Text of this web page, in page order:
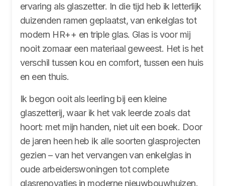
ervaring als glaszetter. In die tijd heb ik letterlijk
duizenden ramen geplaatst, van enkelglas tot
modern HR++ en triple glas. Glas is voor mij
nooit zomaar een materiaal geweest. Het is het
verschil tussen kou en comfort, tussen een huis
en een thuis.
Ik begon ooit als leerling bij een kleine
glaszetterij, waar ik het vak leerde zoals dat
hoort: met mijn handen, niet uit een boek. Door
de jaren heen heb ik alle soorten glasprojecten
gezien – van het vervangen van enkelglas in
oude arbeiderswoningen tot complete
glasrenovaties in moderne nieuwbouwhuizen.